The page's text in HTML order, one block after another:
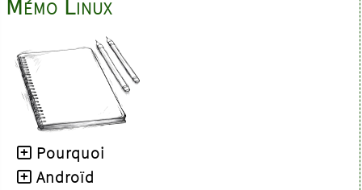
Pourquoi
Androïd